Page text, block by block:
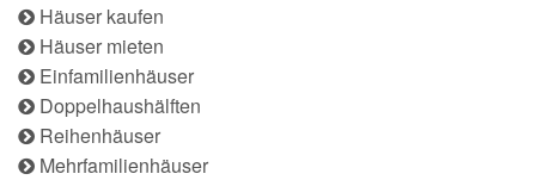
Häuser kaufen
Häuser mieten
Einfamilienhäuser
Doppelhaushälften
Reihenhäuser
Mehrfamilienhäuser